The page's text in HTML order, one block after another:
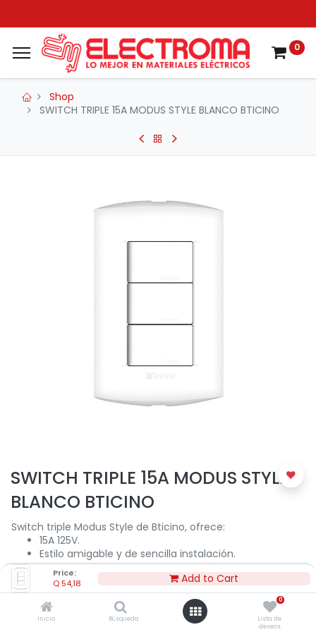
Price:
Q54,18 Add to Cart
Inicio Búsqueda
0
Lista de
deseos
0
Shop
SWITCH TRIPLE 15A MODUS STYLE BLANCO BTICINO
SWITCH TRIPLE 15A MODUS STYLE
BLANCO BTICINO
Switch triple Modus Style de Bticino, ofrece:
15A 125V.
Estilo amigable y de sencilla instalación.
Teclas anchas para unir ergonomía y estética.
Tornillos largos con puntas planas para fácil instalación
en cajas empotradas.
Soporte ajustable para un alineado perfecto en la
pared.